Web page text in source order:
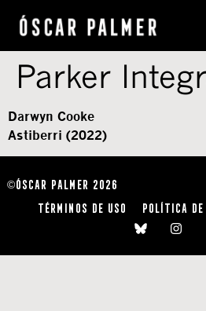
Parker
Darwyn Cooke
Astiberri (2022)
©ÓSCAR PALMER 2026
TÉRMINOS DE USO
POLÍTICA DE